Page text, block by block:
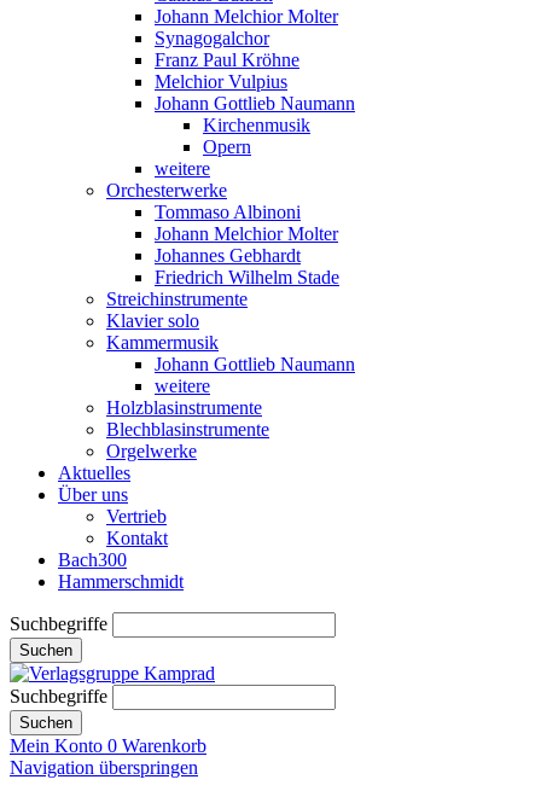
Johann Melchior Molter
Synagogalchor
Franz Paul Kröhne
Melchior Vulpius
Johann Gottlieb Naumann
Kirchenmusik
Opern
weitere
Orchesterwerke
Tommaso Albinoni
Johann Melchior Molter
Johannes Gebhardt
Friedrich Wilhelm Stade
Streichinstrumente
Klavier solo
Kammermusik
Johann Gottlieb Naumann
weitere
Holzblasinstrumente
Blechblasinstrumente
Orgelwerke
Aktuelles
Über uns
Vertrieb
Kontakt
Bach300
Hammerschmidt
Suchbegriffe
Suchen
Suchbegriffe
Suchen
Mein Konto 0 Warenkorb
Navigation überspringen